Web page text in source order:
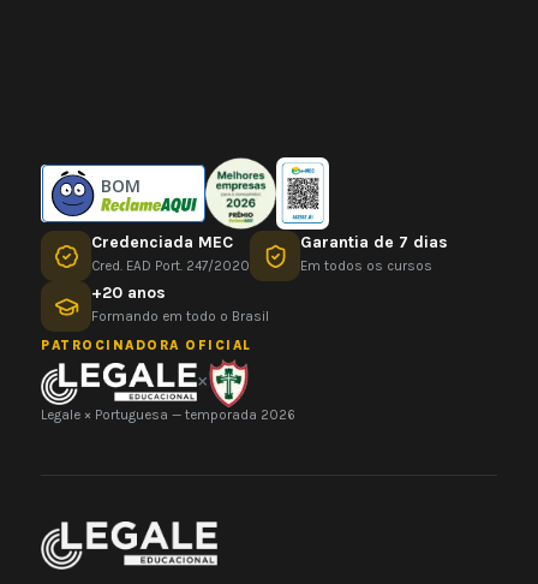
BOM
Credenciada MEC
Cred. EAD Port. 247/2020
Garantia de 7 dias
Em todos os cursos
+20 anos
Formando em todo o Brasil
PATROCINADORA OFICIAL
×
Legale × Portuguesa — temporada 2026